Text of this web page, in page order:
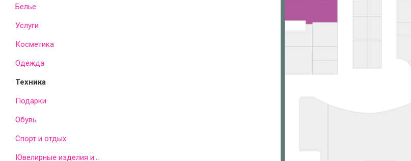
Белье
Услуги
Косметика
Одежда
Техника
Подарки
Обувь
Спорт и отдых